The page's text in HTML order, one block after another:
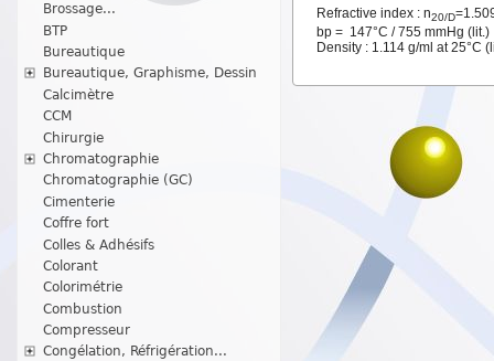
Brossage...
BTP
Bureautique
Bureautique, Graphisme, Dessin
Calcimètre
CCM
Chirurgie
Chromatographie
Chromatographie (GC)
Cimenterie
Coffre fort
Colles & Adhésifs
Colorant
Colorimétrie
Combustion
Compresseur
Congélation, Réfrigération...
Refractive index : n20/D
bp = 147°C / 755 mmHg
Density : 1.114 g/ml at 25°C